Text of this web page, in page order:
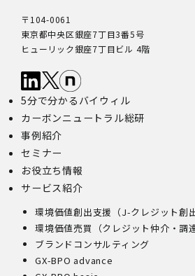
〒104-0061
東京都中央区銀座7丁目3番5号
ヒューリック銀座7丁目ビル 4階
5分で分かるバイウィル
カーボンニュートラル総研
事例紹介
セミナー
お役立ち情報
サービス紹介
環境価値創出支援（J-クレジット創出
環境価値売買（クレジット仲介・調達
ブランドコンサルティング
GX-BPO advance